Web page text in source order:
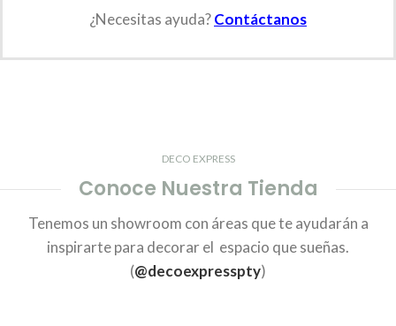
¿Necesitas ayuda?Contáctanos
DECO EXPRESS
Conoce Nuestra Tienda
Tenemos un showroom con áreas que te ayudarán a
inspirarte para decorar el espacio que sueñas.
(@decoexpresspty)